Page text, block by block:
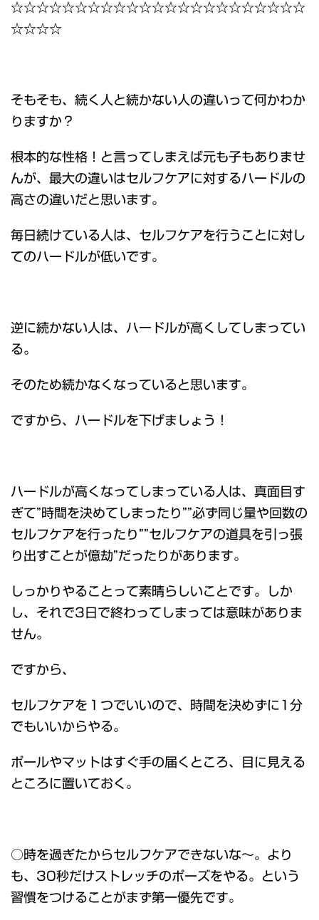
☆☆☆☆☆☆☆☆☆☆☆☆☆☆☆☆☆☆☆☆☆☆☆
☆☆☆☆
そもそも、続く人と続かない人の違いって何かわか
りますか？
根本的な性格！と言ってしまえば元も子もありませ
んが、最大の違いはセルフケアに対するハードルの
高さの違いだと思います。
毎日続けている人は、セルフケアを行うことに対し
てのハードルが低いです。
逆に続かない人は、ハードルが高くしてしまってい
る。
そのため続かなくなっていると思います。
ですから、ハードルを下げましょう！
ハードルが高くなってしまっている人は、真面目す
ぎて”時間を決めてしまったり””必ず同じ量や回数の
セルフケアを行ったり””セルフケアの道具を引っ張
り出すことが億劫”だったりがあります。
しっかりやることって素晴らしいことです。しか
し、それで3日で終わってしまっては意味がありま
せん。
ですから、
セルフケアを１つでいいので、時間を決めずに1分
でもいいからやる。
ポールやマットはすぐ手の届くところ、目に見える
ところに置いておく。
○時を過ぎたからセルフケアできないな～。より
も、30秒だけストレッチのポーズをやる。という
習慣をつけることがまず第一優先です。